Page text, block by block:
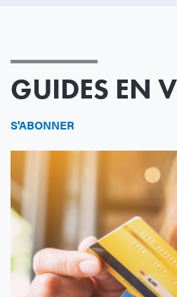
GUIDES EN
S'ABONNER